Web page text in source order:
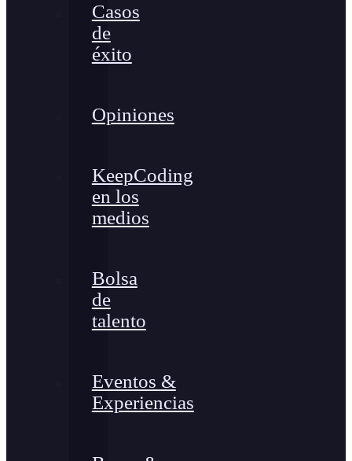
Casos
de
éxito
Opiniones
KeepCoding
en los
medios
Bolsa
de
talento
Eventos &
Experiencias